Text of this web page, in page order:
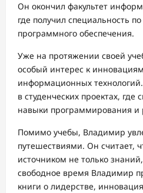
Он окончил факультет
где получил специальность
программного обеспечения.
Уже на протяжении своей
особый интерес к
информационных
в студенческих проектах, где
навыки программирования
Помимо учебы, Владимир
путешествиями. Он считает,
источником не только
свободное время Владимир
книги о лидерстве,